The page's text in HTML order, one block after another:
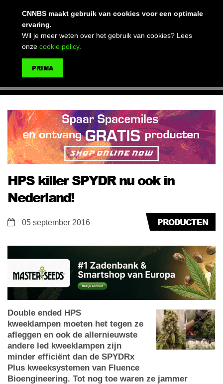
HPS killer SPYDR nu ook in
Nederland!
PRODUCTEN
05 september 2016
Double ended HPS
kweeklampen moeten het tegen ze
afleggen en ook de allernieuwste
andere led kweeklampen zijn
minder efficiënt dan de SPYDRx
Plus kweeksystemen van Fluence
Bioengineering. Tot nog toe waren ze jammer
CNNBS maakt gebruik van cookies voor een optimale
ervaring.
Wil je meer weten over het gebruik van cookies? Lees
onze cookie policy.
PRIMA